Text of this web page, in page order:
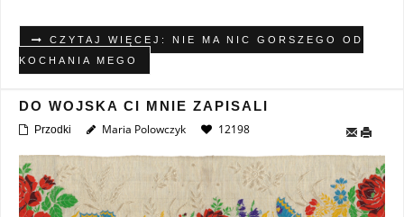
CZYTAJ WIĘCEJ: NIE MA NIC GORSZEGO OD
KOCHANIA MEGO
DO WOJSKA CI MNIE ZAPISALI
Przodki Maria Polowczyk 12198